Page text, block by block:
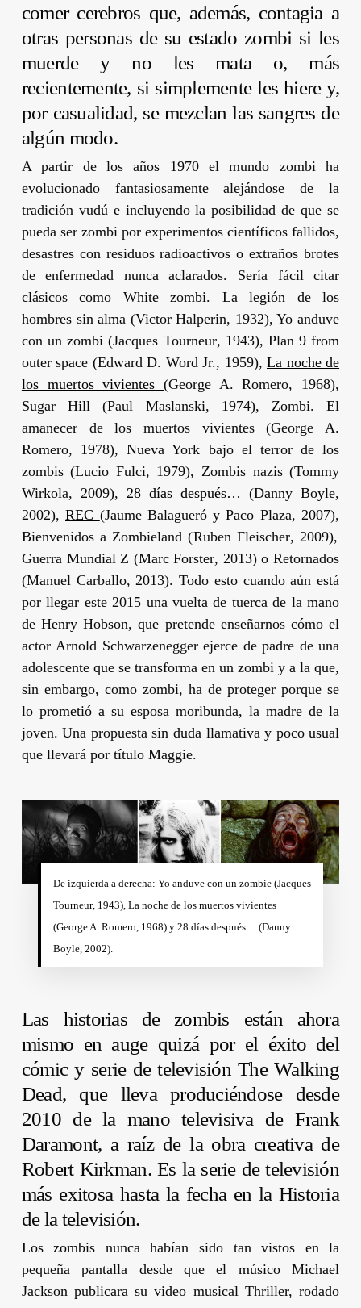
comer cerebros que, además, contagia a
otras personas de su estado zombi si les
muerde y no les mata o, más
recientemente, si simplemente les hiere y,
por casualidad, se mezclan las sangres de
algún modo.
A partir de los años 1970 el mundo zombi ha
evolucionado fantasiosamente alejándose de la
tradición vudú e incluyendo la posibilidad de que se
pueda ser zombi por experimentos científicos fallidos,
desastres con residuos radioactivos o extraños brotes
de enfermedad nunca aclarados. Sería fácil citar
clásicos como White zombi. La legión de los
hombres sin alma (Victor Halperin, 1932),Yo anduve
con un zombi (Jacques Tourneur, 1943), Plan 9 from
outer space (Edward D. Word Jr., 1959),La noche de
los muertos vivientes (George A. Romero, 1968),
Sugar Hill (Paul Maslanski, 1974), Zombi. El
amanecer de los muertos vivientes(George A.
Romero, 1978),Nueva York bajo el terror de los
zombis(Lucio Fulci, 1979), Zombis nazis(Tommy
Wirkola, 2009), 28 días después… (Danny Boyle,
2002),REC (Jaume BalagueróyPaco Plaza, 2007),
Bienvenidos a Zombieland (Ruben Fleischer, 2009),
Guerra Mundial Z (Marc Forster, 2013) oRetornados
(Manuel Carballo, 2013). Todo esto cuando aún está
por llegar este 2015 una vuelta de tuerca de la mano
deHenry Hobson, que pretende enseñarnos cómo el
actor Arnold Schwarzeneggerejerce de padre de una
adolescente que se transforma en un zombi y a la que,
sin embargo, como zombi, ha de proteger porque se
lo prometió a su esposa moribunda, la madre de la
joven. Una propuesta sin duda llamativa y poco usual
que llevará por título Maggie.
De izquierda a derecha: Yo anduve con un zombie (Jacques
Tourneur, 1943), La noche de los muertos vivientes
(George A. Romero, 1968) y 28 días después… (Danny
Boyle, 2002).
Las historias de zombis están ahora
mismo en auge quizá por el éxito del
cómic y serie de televisiónThe Walking
Dead, que lleva produciéndose desde
2010 de la mano televisiva de Frank
Daramont, a raíz de la obra creativa de
Robert Kirkman. Es la serie de televisión
más exitosa hasta la fecha en la Historia
de la televisión.
Los zombis nunca habían sido tan vistos en la
pequeña pantalla desde que el músicoMichael
Jacksonpublicara su video musical Thriller, rodado